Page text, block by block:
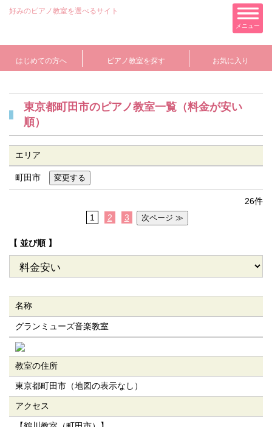
好みのピアノ教室を選べるサイト
メニュー
はじめての方へ ピアノ教室を探す お気に入り
東京都町田市のピアノ教室一覧（料金が安い
順）
エリア
町田市
26件
1
2 3
【 並び順 】
名称
グランミューズ音楽教室
教室の住所
東京都町田市（地図の表示なし）
アクセス